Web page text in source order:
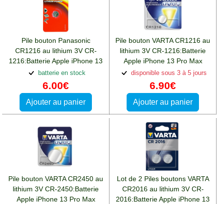
Pile bouton Panasonic
CR1216 au lithium 3V CR-
1216:Batterie Apple iPhone 13
Pro Max
batterie en stock
6.00€
Ajouter au panier
Pile bouton VARTA CR1216 au
lithium 3V CR-1216:Batterie
Apple iPhone 13 Pro Max
disponible sous 3 à 5 jours
6.90€
Ajouter au panier
Pile bouton VARTA CR2450 au
lithium 3V CR-2450:Batterie
Apple iPhone 13 Pro Max
Lot de 2 Piles boutons VARTA
CR2016 au lithium 3V CR-
2016:Batterie Apple iPhone 13